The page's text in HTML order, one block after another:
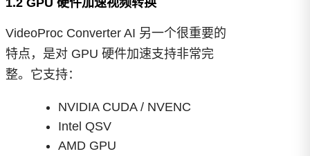
1.2 GPU 硬件加速视频转换
VideoProc Converter AI 另一个很重要的
特点，是对 GPU 硬件加速支持非常完
整。它支持：
NVIDIA CUDA / NVENC
Intel QSV
AMD GPU